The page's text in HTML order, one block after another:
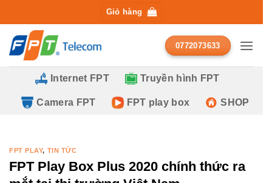
qua
nội
dung
Giỏ hàng
0772073633
Internet FPT Truyền hình FPT
Camera FPT FPT play box SHOP
FPT PLAY, TIN TỨC
FPT Play Box Plus 2020 chính thức ra
ĐĂNG KÝ TƯ VẤN MIỄN PHÍ